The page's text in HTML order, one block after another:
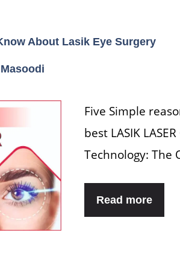
About Lasik Eye Surgery
Five Simple
best LASIK
Technology: The
Read more